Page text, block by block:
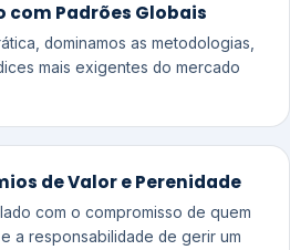
com Padrões Globais
dominamos as metodologias,
mais exigentes do mercado
de Valor e Perenidade
com o compromisso de quem
a responsabilidade de gerir um